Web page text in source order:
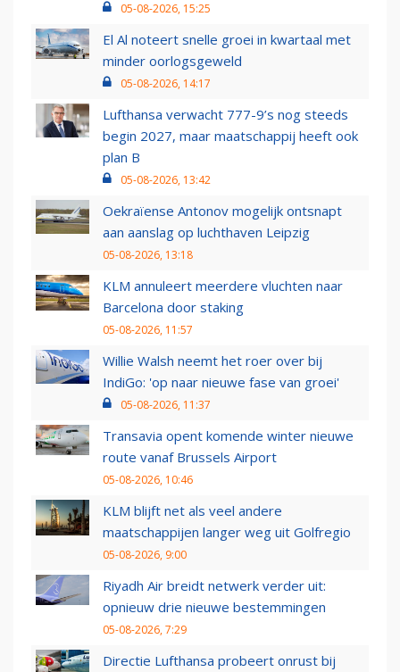
05-08-2026, 15:25
El Al noteert snelle groei in kwartaal met
minder oorlogsgeweld
05-08-2026, 14:17
Lufthansa verwacht 777-9’s nog steeds
begin 2027, maar maatschappij heeft ook
plan B
05-08-2026, 13:42
Oekraïense Antonov mogelijk ontsnapt
aan aanslag op luchthaven Leipzig
05-08-2026, 13:18
KLM annuleert meerdere vluchten naar
Barcelona door staking
05-08-2026, 11:57
Willie Walsh neemt het roer over bij
IndiGo: 'op naar nieuwe fase van groei'
05-08-2026, 11:37
Transavia opent komende winter nieuwe
route vanaf Brussels Airport
05-08-2026, 10:46
KLM blijft net als veel andere
maatschappijen langer weg uit Golfregio
05-08-2026, 9:00
Riyadh Air breidt netwerk verder uit:
opnieuw drie nieuwe bestemmingen
05-08-2026, 7:29
Directie Lufthansa probeert onrust bij